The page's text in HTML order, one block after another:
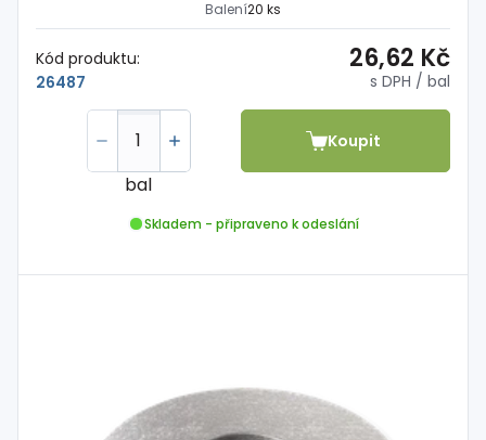
Balení20 ks
Kód produktu:
26487
26,62 Kč
s DPH / bal
bal
Koupit
Skladem - připraveno k odeslání